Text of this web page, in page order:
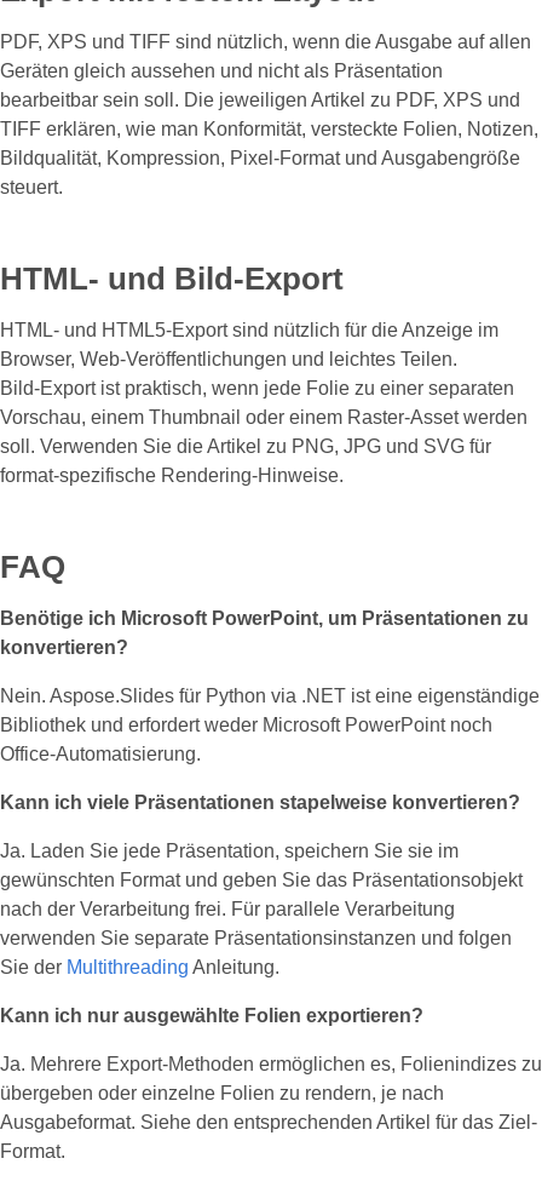
PDF, XPS und TIFF sind nützlich, wenn die Ausgabe auf allen
Geräten gleich aussehen und nicht als Präsentation
bearbeitbar sein soll. Die jeweiligen Artikel zu PDF, XPS und
TIFF erklären, wie man Konformität, versteckte Folien, Notizen,
Bildqualität, Kompression, Pixel-Format und Ausgabengröße
steuert.
HTML‑ und Bild‑Export
HTML‑ und HTML5‑Export sind nützlich für die Anzeige im
Browser, Web‑Veröffentlichungen und leichtes Teilen.
Bild‑Export ist praktisch, wenn jede Folie zu einer separaten
Vorschau, einem Thumbnail oder einem Raster-Asset werden
soll. Verwenden Sie die Artikel zu PNG, JPG und SVG für
format-spezifische Rendering-Hinweise.
FAQ
Benötige ich Microsoft PowerPoint, um Präsentationen zu
konvertieren?
Nein. Aspose.Slides für Python via .NET ist eine eigenständige
Bibliothek und erfordert weder Microsoft PowerPoint noch
Office‑Automatisierung.
Kann ich viele Präsentationen stapelweise konvertieren?
Ja. Laden Sie jede Präsentation, speichern Sie sie im
gewünschten Format und geben Sie das Präsentationsobjekt
nach der Verarbeitung frei. Für parallele Verarbeitung
verwenden Sie separate Präsentationsinstanzen und folgen
Sie der Multithreading Anleitung.
Kann ich nur ausgewählte Folien exportieren?
Ja. Mehrere Export-Methoden ermöglichen es, Folienindizes zu
übergeben oder einzelne Folien zu rendern, je nach
Ausgabeformat. Siehe den entsprechenden Artikel für das Ziel-
Format.